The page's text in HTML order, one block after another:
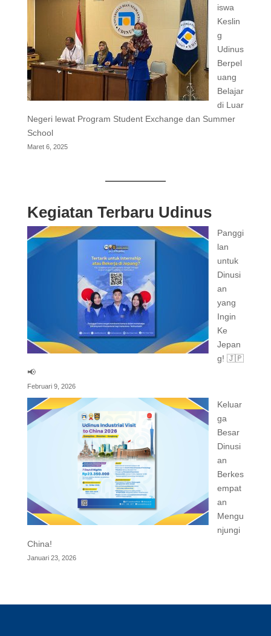
iswa
Keslin
g
Udinus
Berpel
uang
Belajar
di Luar
Negeri lewat Program Student Exchange dan Summer
School
Maret 6, 2025
Kegiatan Terbaru Udinus
Panggi
lan
untuk
Dinusi
an
yang
Ingin
Ke
Jepan
g! 🇯🇵
📢
Februari 9, 2026
Keluar
ga
Besar
Dinusi
an
Berkes
empat
an
Mengu
njungi
China!
Januari 23, 2026